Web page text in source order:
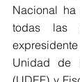
Nacional
todas las
Unidad de